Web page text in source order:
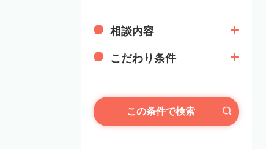
相談内容
こだわり条件
この条件で検索